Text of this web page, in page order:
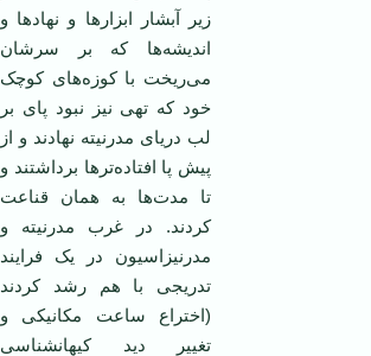
زير آبشار ابزارها و نهادها و
انديشه‌ها که بر سرشان
می‌ريخت با کوزه‌های کوچک
خود که تهی نيز نبود پای بر
لب دريای مدرنيته نهادند و از
پيش پا افتاده‌ترها برداشتند و
تا مدت‌ها به همان قناعت
کردند. در غرب مدرنيته و
مدرنيزاسيون در يک فرايند
تدريجی با هم رشد کردند
(اختراع ساعت مکانيکی و
تغيير ديد کيهانشناسی